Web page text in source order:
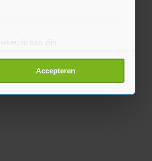
kan zijn
(fingerprinting)
in het
detailgedeelte
Accepteren